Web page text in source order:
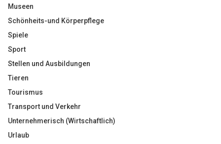
Museen
Schönheits-und Körperpflege
Spiele
Sport
Stellen und Ausbildungen
Tieren
Tourismus
Transport und Verkehr
Unternehmerisch (Wirtschaftlich)
Urlaub